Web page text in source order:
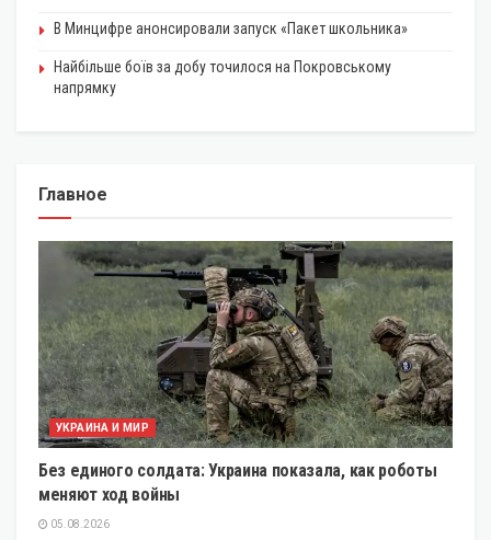
В Минцифре анонсировали запуск «Пакет школьника»
Найбільше боїв за добу точилося на Покровському
напрямку
Главное
УКРАИНА И МИР
Без единого солдата: Украина показала, как роботы
меняют ход войны
05.08.2026